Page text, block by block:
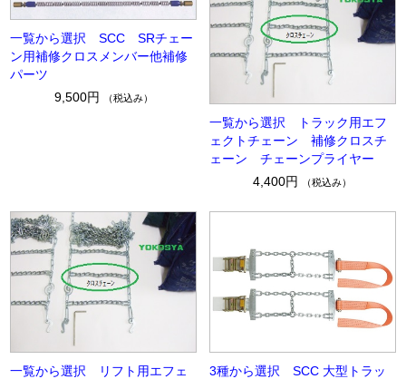
一覧から選択 SCC SRチェー
ン用補修クロスメンバー他補修
パーツ
9,500円
（税込み）
一覧から選択 トラック用エフ
ェクトチェーン 補修クロスチ
ェーン チェーンプライヤー
4,400円
（税込み）
一覧から選択 リフト用エフェ
3種から選択 SCC 大型トラッ